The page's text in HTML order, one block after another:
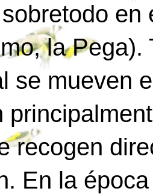
en
la Pega).
se mueven
recogen
En la